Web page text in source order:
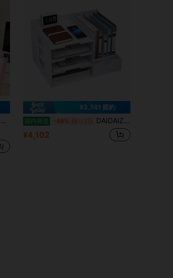
¥3,741 節約
国内発送 -48% 残り2日 DAIDAIZAI レターラック ファイル 仕切り 卓上 セクターファイル 書類ケース 縦型収納でスペース節約 書類の取り出しが快適
¥4,102